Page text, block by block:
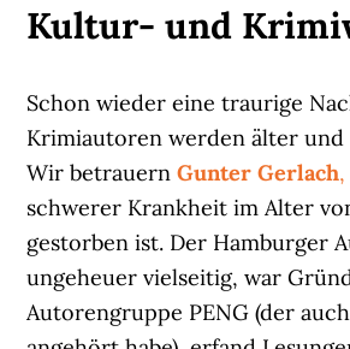
Kultur- und
Schon wieder eine traurige
Krimiautoren werden älter und
Wir betrauernGunter Gerlach,
schwerer Krankheit im Alter
gestorben ist. Der Hamburger
ungeheuer vielseitig, war
Autorengruppe PENG (der